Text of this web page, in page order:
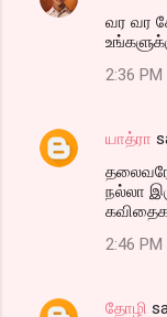
வர வர
2:36 PM
யாத்ரா
நல்லா
2:46 PM
தோழி